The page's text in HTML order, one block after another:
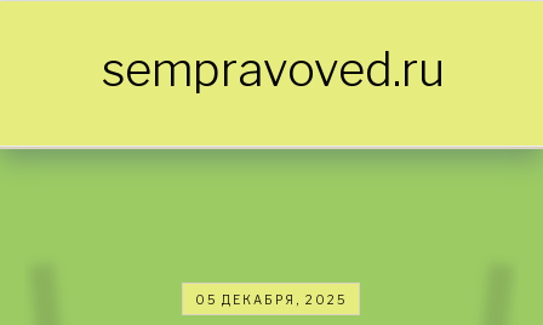
sempravoved.ru
05 ДЕКАБРЯ, 2025